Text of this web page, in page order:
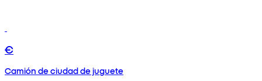
€
Camión de ciudad de juguete